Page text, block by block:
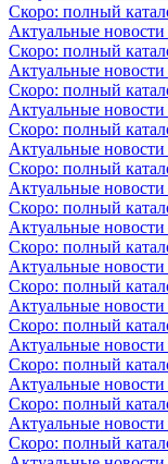
Скоро: полный
Актуальные
Скоро: полный
Актуальные
Скоро: полный
Актуальные
Скоро: полный
Актуальные
Скоро: полный
Актуальные
Скоро: полный
Актуальные
Скоро: полный
Актуальные
Скоро: полный
Актуальные
Скоро: полный
Актуальные
Скоро: полный
Актуальные
Скоро: полный
Актуальные
Скоро: полный